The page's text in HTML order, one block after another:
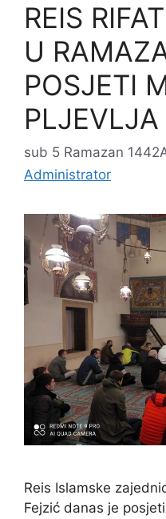
REIS
U
POSJETI
PLJEVLJA
sub 5 Ramazan
Administrator
Reis Islamske
Fejzić danas je